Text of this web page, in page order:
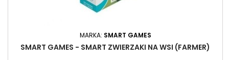
MARKA: SMART GAMES
SMART GAMES - SMART ZWIERZAKI NA WSI (FARMER)